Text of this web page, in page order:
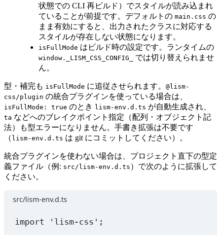
状態での CLI 再ビルド）でスタイルが読み込まれ
ていることが前提です。デフォルトの main.css の
まま有効にすると、出力されたクラスに対応する
スタイルが存在しない状態になります。
isFullMode はビルド時の設定です。ランタイムの
window._LISM_CSS_CONFIG_
では切り替えられませ
ん。
型・補完も isFullMode に追従させられます。 @lism-
css/plugin の統合プラグインを使っている場合は、
isFullMode: true のとき lism-env.d.ts が自動生成され、
ta などへのブレイクポイント指定（配列・オブジェクト記
法）も型エラーになりません。手書き拡張は不要です
（ lism-env.d.ts は git にコミットしてください）。
統合プラグインを使わない場合は、プロジェクト直下の型定
義ファイル（例: src/lism-env.d.ts ）で次のように拡張して
ください。
src/lism-env.d.ts
import 'lism-css' ;